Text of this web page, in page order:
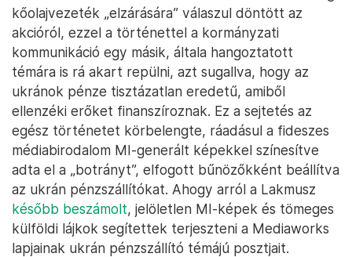
kőolajvezeték „elzárására” válaszul döntött az
akcióról, ezzel a történettel a kormányzati
kommunikáció egy másik, általa hangoztatott
témára is rá akart repülni, azt sugallva, hogy az
ukránok pénze tisztázatlan eredetű, amiből
ellenzéki erőket finanszíroznak. Ez a sejtetés az
egész történetet körbelengte, ráadásul a fideszes
médiabirodalom MI-generált képekkel színesítve
adta el a „botrányt”, elfogott bűnözőkként beállítva
az ukrán pénzszállítókat. Ahogy arról a Lakmusz
később beszámolt, jelöletlen MI-képek és tömeges
külföldi lájkok segítettek terjeszteni a Mediaworks
lapjainak ukrán pénzszállító témájú posztjait.